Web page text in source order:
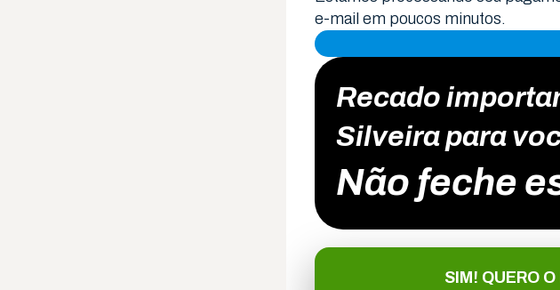
e-mail em poucos minutos.
Recado
Silveira para
Não feche
SIM! QUERO